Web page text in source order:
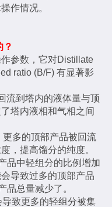
作情况。
？
参数，它对Distillate
ratio (B/F) 有显著影
流到塔内的液体量与顶
塔内液相和气相之间
多的顶部产品被回流
，提高馏分的纯度。
品中轻组分的比例增加
导致过多的顶部产品
品总量减少了。
致更多的轻组分被集